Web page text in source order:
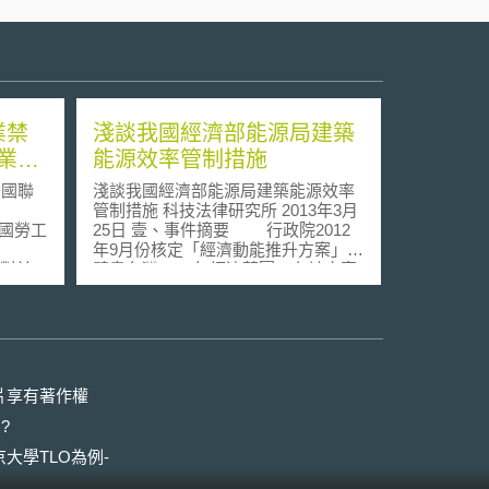
禁
機
聯
勞工
於
應政
」
行個
通
」最
淺談我國經濟部能源局建築
能源效率管制措施
淺談我國經濟部能源局建築能源效率
管制措施 科技法律研究所 2013年3月
25日 壹、事件摘要 行政院2012
年9月份核定「經濟動能推升方案」，
擘畫台灣2030年經濟藍圖。在該方案
中，乃明示能源永續發展的重要性。
輸場站及轉運站等合計11類業者，實
施「冷氣不外洩」、「禁用白熾燈
享有著作權
大學TLO為例-